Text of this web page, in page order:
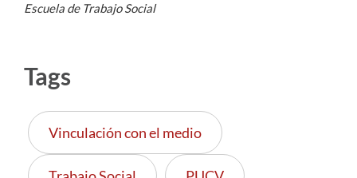
Escuela de Trabajo Social
Tags
Vinculación con el medio